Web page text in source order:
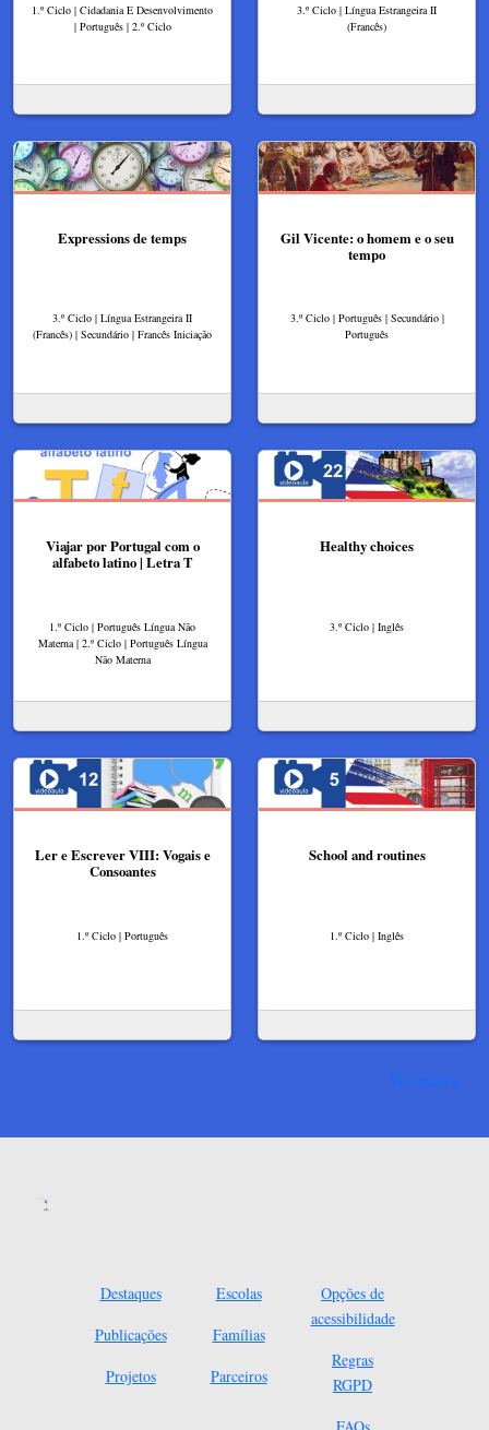
1.º Ciclo | Cidadania E Desenvolvimento
| Português | 2.º Ciclo
3.º Ciclo | Língua Estrangeira II
(Francês)
Expressions de temps
3.º Ciclo | Língua Estrangeira II
(Francês) | Secundário | Francês Iniciação
Gil Vicente: o homem e o seu
tempo
3.º Ciclo | Português | Secundário |
Português
Viajar por Portugal com o
alfabeto latino | Letra T
1.º Ciclo | Português Língua Não
Materna | 2.º Ciclo | Português Língua
Não Materna
Healthy choices
3.º Ciclo | Inglês
Ler e Escrever VIII: Vogais e
Consoantes
1.º Ciclo | Português
School and routines
1.º Ciclo | Inglês
Ver mais
Destaques
Publicações
Projetos
Escolas
Famílias
Parceiros
Opções de
acessibilidade
Regras
RGPD